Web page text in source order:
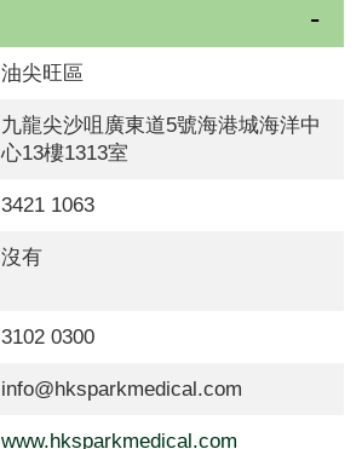
油尖旺區
九龍尖沙咀廣東道5號海港城海洋中
心13樓1313室
3421 1063
沒有
3102 0300
info@hksparkmedical.com
www.hksparkmedical.com